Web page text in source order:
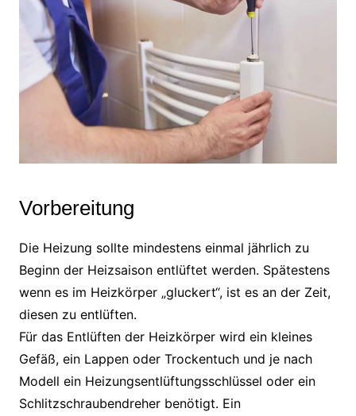
Vorbereitung
Die Heizung sollte mindestens einmal jährlich zu
Beginn der Heizsaison entlüftet werden. Spätestens
wenn es im Heizkörper „gluckert“, ist es an der Zeit,
diesen zu entlüften.
Für das Entlüften der Heizkörper wird ein kleines
Gefäß, ein Lappen oder Trockentuch und je nach
Modell ein Heizungsentlüftungsschlüssel oder ein
Schlitzschraubendreher benötigt. Ein